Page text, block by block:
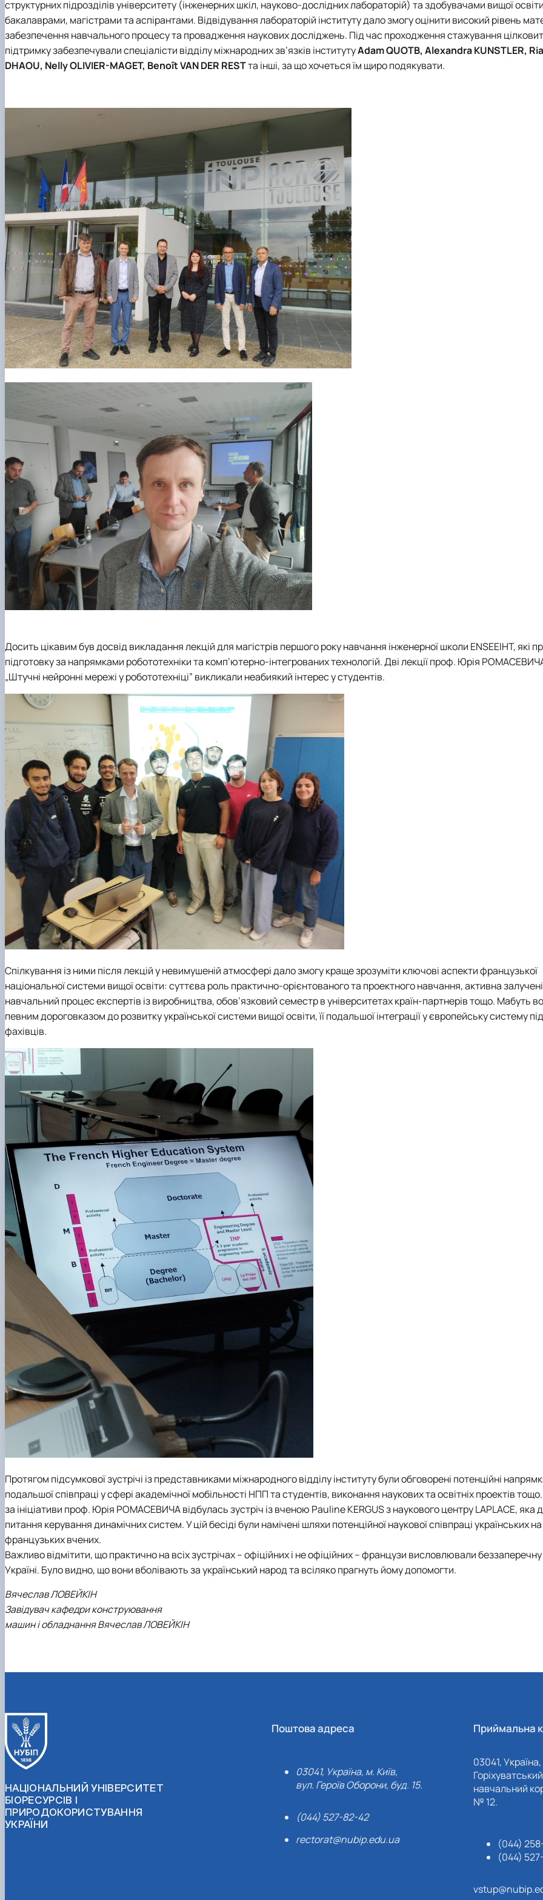
структурних підрозділів університету (інженерних шкіл, науково-дослідних лабораторій) та здобувачами вищої
бакалаврами, магістрами та аспірантами. Відвідування лабораторій інституту дало змогу оцінити високий рівень
забезпечення навчального процесу та провадження наукових досліджень. Під час проходження стажування
підтримку забезпечували спеціалісти відділу міжнародних зв’язків інститутуAdam QUOTB, Alexandra KUNSTLER,
DHAOU, Nelly OLIVIER-MAGET, Benoît VAN DER RESTта інші, за що хочеться їм щиро подякувати.
Досить цікавим був досвід викладання лекцій для магістрів першого року навчання інженерної школи ENSEEIHT, які
підготовку за напрямками робототехніки та комп’ютерно-інтегрованих технологій. Дві лекції проф. Юрія
„Штучні нейронні мережі у робототехніці” викликали неабиякий інтерес у студентів.
Спілкування із ними після лекцій у невимушеній атмосфері дало змогу краще зрозуміти ключові аспекти французької
національної системи вищої освіти: суттєва роль практично-орієнтованого та проектного навчання, активна
навчальний процес експертів із виробництва, обов’язковий семестр в університетах країн-партнерів тощо. Мабуть
певним дороговказом до розвитку української системи вищої освіти, її подальшої інтеграції у європейську систему
фахівців.
Протягом підсумкової зустрічі із представниками міжнародного відділу інституту були обговорені потенційні
подальшої співпраці у сфері академічної мобільності НПП та студентів, виконання наукових та освітніх проектів
за ініціативи проф. Юрія РОМАСЕВИЧА відбулась зустріч із вченою Pauline KERGUS з наукового центру LAPLACE, яка
питання керування динамічних систем. У цій бесіді були намічені шляхи потенційної наукової співпраці українських на
французьких вчених.
Важливо відмітити, що практично на всіх зустрічах – офіційних і не офіційних – французи висловлювали
Україні. Було видно, що вони вболівають за український народ та всіляко прагнуть йому допомогти.
Вячеслав ЛОВЕЙКІН
Завідувач кафедри конструювання
машин і обладнання Вячеслав ЛОВЕЙКІН
НАЦІОНАЛЬНИЙ УНІВЕРСИТЕТ
БІОРЕСУРСІВ І
ПРИРОДОКОРИСТУВАННЯ
УКРАЇНИ
Поштова адреса
03041, Україна, м. Київ,
вул. Героїв Оборони, буд. 15.
(044) 527-82-42
rectorat@nubip.edu.ua
Приймальна
03041,
навчальний
№ 12.
(044)
(044)